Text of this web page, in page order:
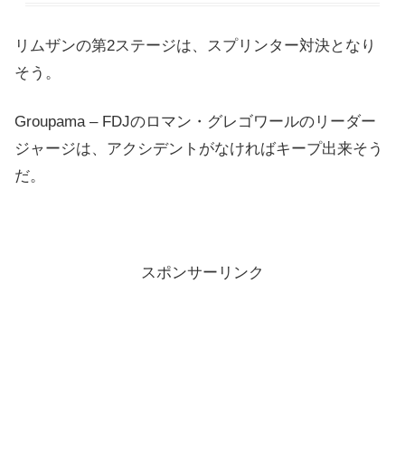
リムザンの第2ステージは、スプリンター対決となり
そう。
Groupama – FDJのロマン・グレゴワールのリーダー
ジャージは、アクシデントがなければキープ出来そう
だ。
スポンサーリンク